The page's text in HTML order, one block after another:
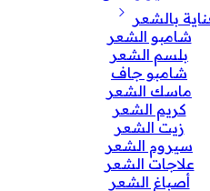
بالشعر
شامبو الشعر
بلسم الشعر
شامبو جاف
ماسك الشعر
كريم الشعر
زيت الشعر
سيروم الشعر
علاجات الشعر
أصباغ الشعر